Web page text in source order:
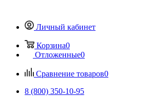
Личный кабинет
Корзина0
Отложенные0
Сравнение товаров0
8 (800) 350-10-95